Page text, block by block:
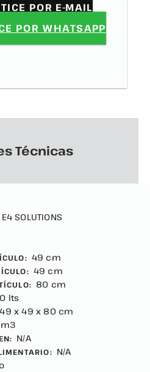
POR E-MAIL
POR WHATSAPP
Técnicas
E4 SOLUTIONS
49 cm
49 cm
80 cm
lts
49 x 49 x 80 cm
m3
N/A
N/A